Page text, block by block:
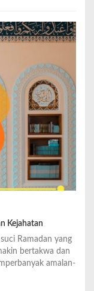
Kejahatan
Ramadan yang
bertakwa dan
amalan-